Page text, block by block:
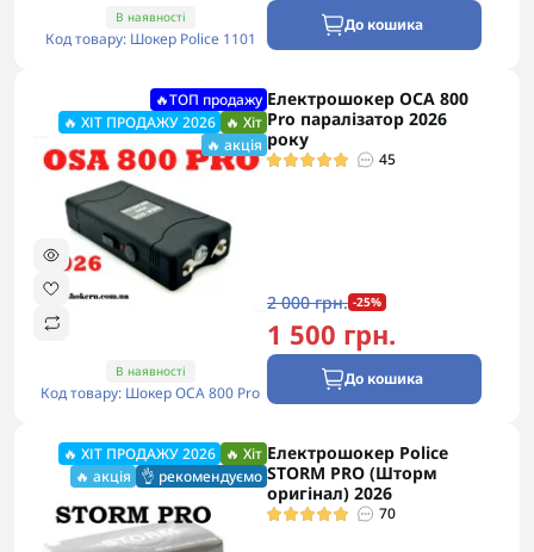
В наявності
Код товару: Шокер Police 1101
До кошика
🔥ТОП продажу
🔥 ХІТ ПРОДАЖУ 2026 🔥 Хіт
🔥 акція
В наявності
Код товару: Шокер ОСА 800 Pro
Електрошокер ОСА 800
Pro паралізатор 2026
року
45
2 000 грн. -25%
1 500 грн.
До кошика
🔥 ХІТ ПРОДАЖУ 2026 🔥 Хіт
🔥 акція 👌 рекомендуємо
Електрошокер Police
STORM PRO (Шторм
оригінал) 2026
70